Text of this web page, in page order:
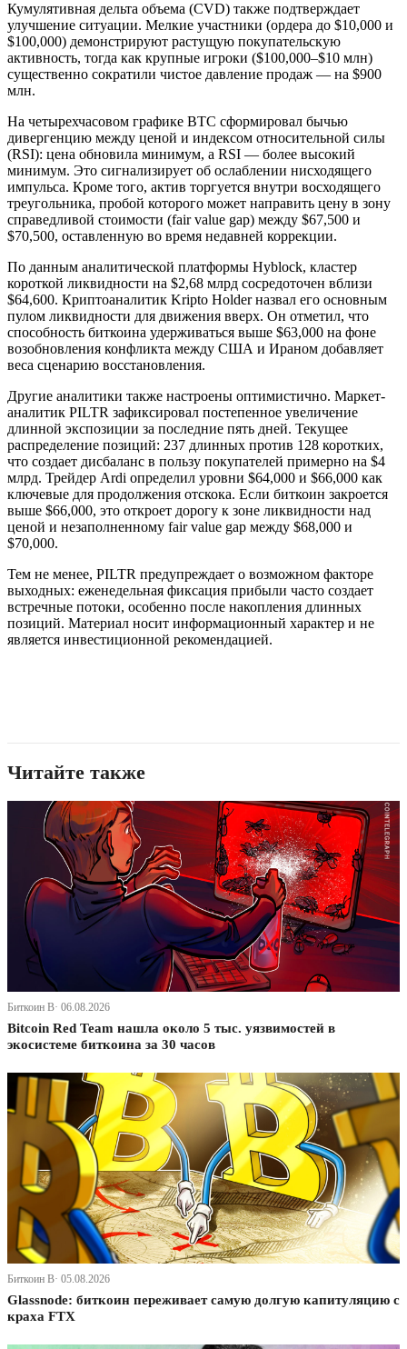
Кумулятивная дельта объема (CVD) также подтверждает
улучшение ситуации. Мелкие участники (ордера до $10,000 и
$100,000) демонстрируют растущую покупательскую
активность, тогда как крупные игроки ($100,000–$10 млн)
существенно сократили чистое давление продаж — на $900
млн.
На четырехчасовом графике BTC сформировал бычью
дивергенцию между ценой и индексом относительной силы
(RSI): цена обновила минимум, а RSI — более высокий
минимум. Это сигнализирует об ослаблении нисходящего
импульса. Кроме того, актив торгуется внутри восходящего
треугольника, пробой которого может направить цену в зону
справедливой стоимости (fair value gap) между $67,500 и
$70,500, оставленную во время недавней коррекции.
По данным аналитической платформы Hyblock, кластер
короткой ликвидности на $2,68 млрд сосредоточен вблизи
$64,600. Криптоаналитик Kripto Holder назвал его основным
пулом ликвидности для движения вверх. Он отметил, что
способность биткоина удерживаться выше $63,000 на фоне
возобновления конфликта между США и Ираном добавляет
веса сценарию восстановления.
Другие аналитики также настроены оптимистично. Маркет-
аналитик PILTR зафиксировал постепенное увеличение
длинной экспозиции за последние пять дней. Текущее
распределение позиций: 237 длинных против 128 коротких,
что создает дисбаланс в пользу покупателей примерно на $4
млрд. Трейдер Ardi определил уровни $64,000 и $66,000 как
ключевые для продолжения отскока. Если биткоин закроется
выше $66,000, это откроет дорогу к зоне ликвидности над
ценой и незаполненному fair value gap между $68,000 и
$70,000.
Тем не менее, PILTR предупреждает о возможном факторе
выходных: еженедельная фиксация прибыли часто создает
встречные потоки, особенно после накопления длинных
позиций. Материал носит информационный характер и не
является инвестиционной рекомендацией.
Читайте также
Биткоин В· 06.08.2026
Bitcoin Red Team нашла около 5 тыс. уязвимостей в
экосистеме биткоина за 30 часов
Биткоин В· 05.08.2026
Glassnode: биткоин переживает самую долгую капитуляцию с
краха FTX